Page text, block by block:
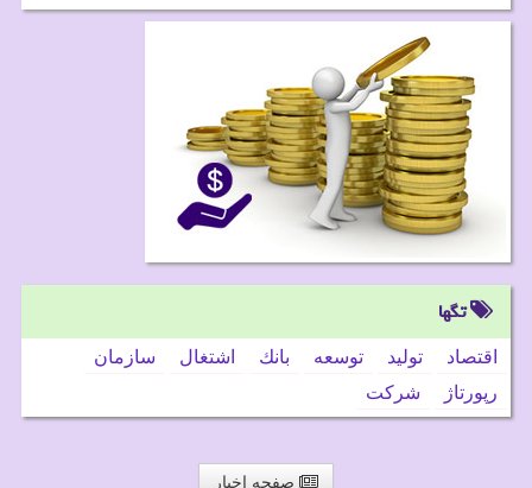
تگها
اقتصاد تولید توسعه بانك اشتغال
سازمان
رپورتاژ
شركت
صفحه اخبار